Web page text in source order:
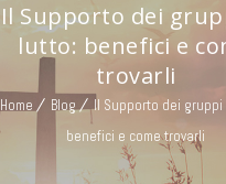
Il Supporto dei
lutto: benefici e
trovarli
Home Blog
Il Supporto dei
benefici e come trovarli